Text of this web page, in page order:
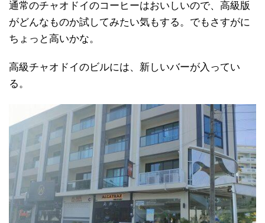
通常のチャオドイのコーヒーはおいしいので、高級版
がどんなものか試してみたい気もする。でもさすがに
ちょっと高いかな。
高級チャオドイのビルには、新しいバーが入ってい
る。